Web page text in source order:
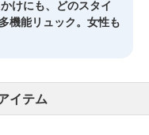
けにも、どのスタイ
機能リュック。女性も
イテム